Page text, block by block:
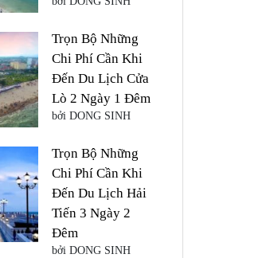
Trọn Bộ Những
Chi Phí Cần Khi
Đến Du Lịch Cửa
Lò 2 Ngày 1 Đêm
bởi DONG SINH
Trọn Bộ Những
Chi Phí Cần Khi
Đến Du Lịch Hải
Tiến 3 Ngày 2
Đêm
bởi DONG SINH